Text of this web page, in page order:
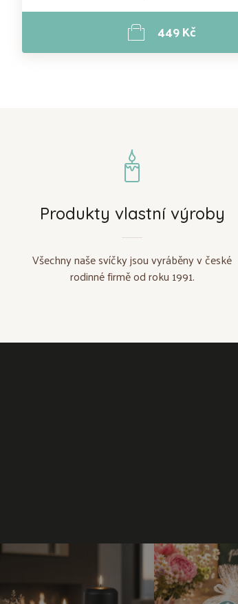
449 Kč
Produkty vlastní výroby
Všechny naše svíčky jsou vyráběny v české
rodinné firmě od roku 1991.